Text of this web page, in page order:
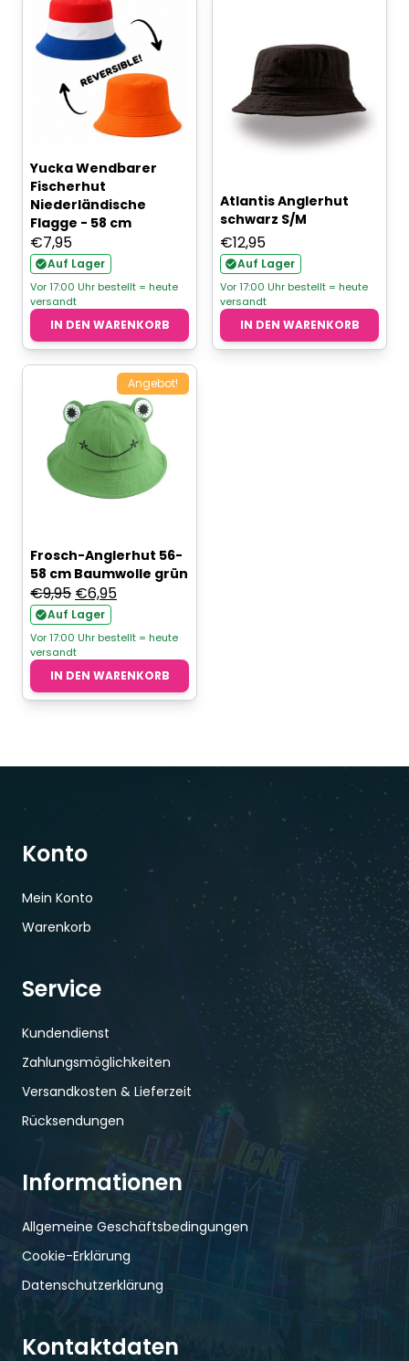
Yucka Wendbarer
Fischerhut
Niederländische
Flagge - 58 cm
€7,95
Auf Lager
Vor 17:00 Uhr bestellt = heute
versandt
IN DEN WARENKORB
Atlantis Anglerhut
schwarz S/M
€12,95
Auf Lager
Vor 17:00 Uhr bestellt = heute
versandt
IN DEN WARENKORB
Angebot!
Frosch-Anglerhut 56-
58 cm Baumwolle grün
€9,95 Ursprünglicher
Preis
war:
€9,95
€6,95Aktueller
ist:
€6,95.
Auf Lager
Vor 17:00 Uhr bestellt = heute
versandt
IN DEN WARENKORB
Konto
Mein Konto
Warenkorb
Service
Kundendienst
Zahlungsmöglichkeiten
Versandkosten & Lieferzeit
Rücksendungen
Informationen
Allgemeine Geschäftsbedingungen
Cookie-Erklärung
Datenschutzerklärung
Kontaktdaten